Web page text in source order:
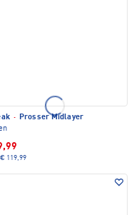
· Prosser Midlayer
€ 119,99